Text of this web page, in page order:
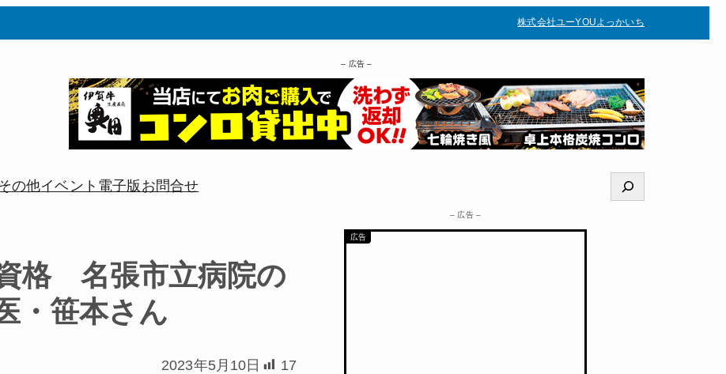
株式会社ユーYOUよっかいち
– 広告 –
の他イベント 電子版 お問合せ
検
索
格 名張市立病院の
・笹本さん
2023年5月10日 17
– 広告 –